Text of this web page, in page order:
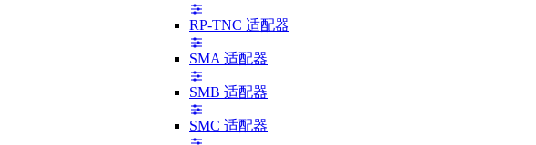
RP-TNC 适配器
SMA 适配器
SMB 适配器
SMC 适配器